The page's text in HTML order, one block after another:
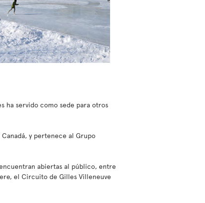
ha servido como sede para otros
y pertenece al Grupo
abiertas al público, entre
el Circuito de Gilles Villeneuve